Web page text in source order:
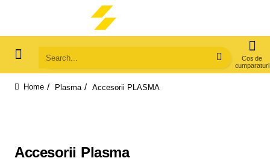
Search...
Plasma Accesorii PLASMA
Accesorii Plasma